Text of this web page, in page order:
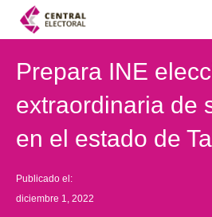
Prepara INE
extraordinaria de
en el estado de
Publicado el:
diciembre 1, 2022